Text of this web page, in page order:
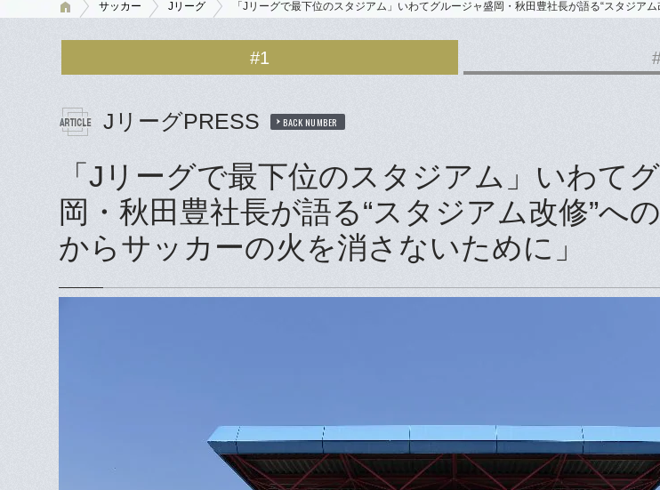
サッカー Jリーグ 「Jリーグで最下位のスタジアム」いわてグルージャ盛岡・秋田豊社長が語る“スタジア
#1
JリーグPRESS BACK NUMBER
「Jリーグで最下位のスタジアム」いわて
岡・秋田豊社長が語る“スタジアム改修”へ
からサッカーの火を消さないために」